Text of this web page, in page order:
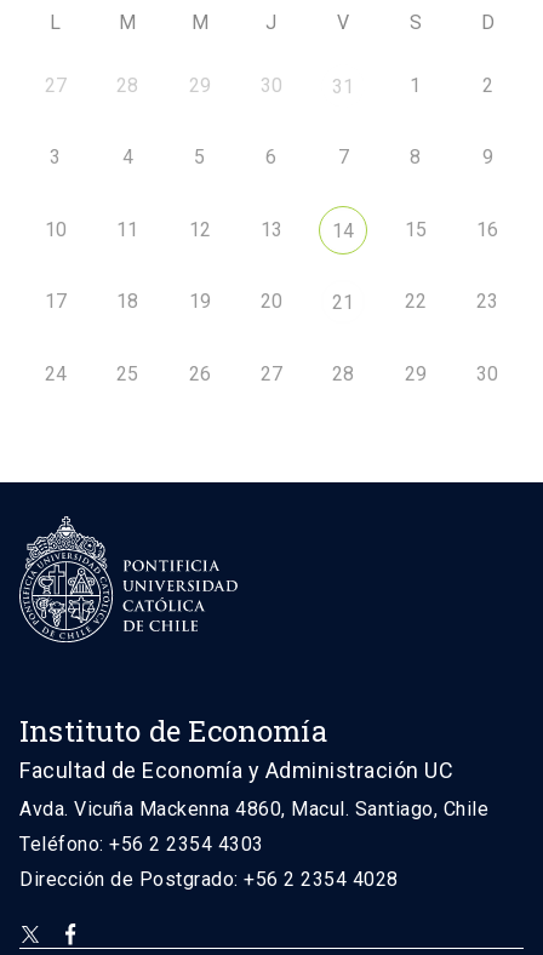
L M M J V S D
27 28 29 30 31 1 2
3 4 5 6 7 8 9
10 11 12 13 14 15 16
17 18 19 20 21 22 23
24 25 26 27 28 29 30
Instituto de Economía
Facultad de Economía y Administración UC
Avda. Vicuña Mackenna 4860, Macul. Santiago, Chile
Teléfono: +56 2 2354 4303
Dirección de Postgrado: +56 2 2354 4028